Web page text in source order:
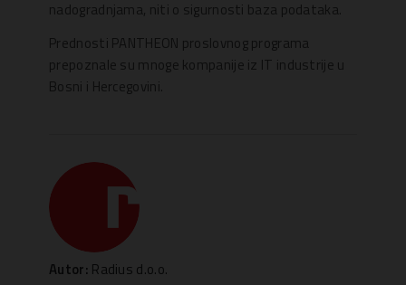
nadogradnjama, niti o sigurnosti baza podataka.
Prednosti PANTHEON proslovnog programa
prepoznale su mnoge kompanije iz IT industrije u
Bosni i Hercegovini.
Autor: Radius d.o.o.